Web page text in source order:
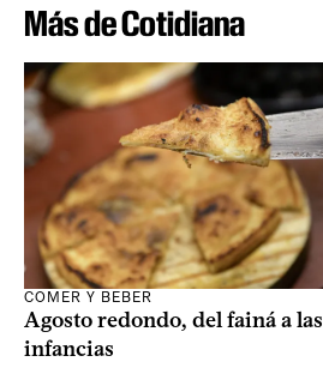
Más de Cotidiana
COMER Y BEBER
Agosto redondo, del fainá a las
infancias